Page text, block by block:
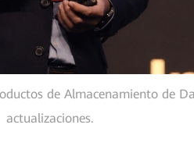
de Almacenamiento de
actualizaciones.